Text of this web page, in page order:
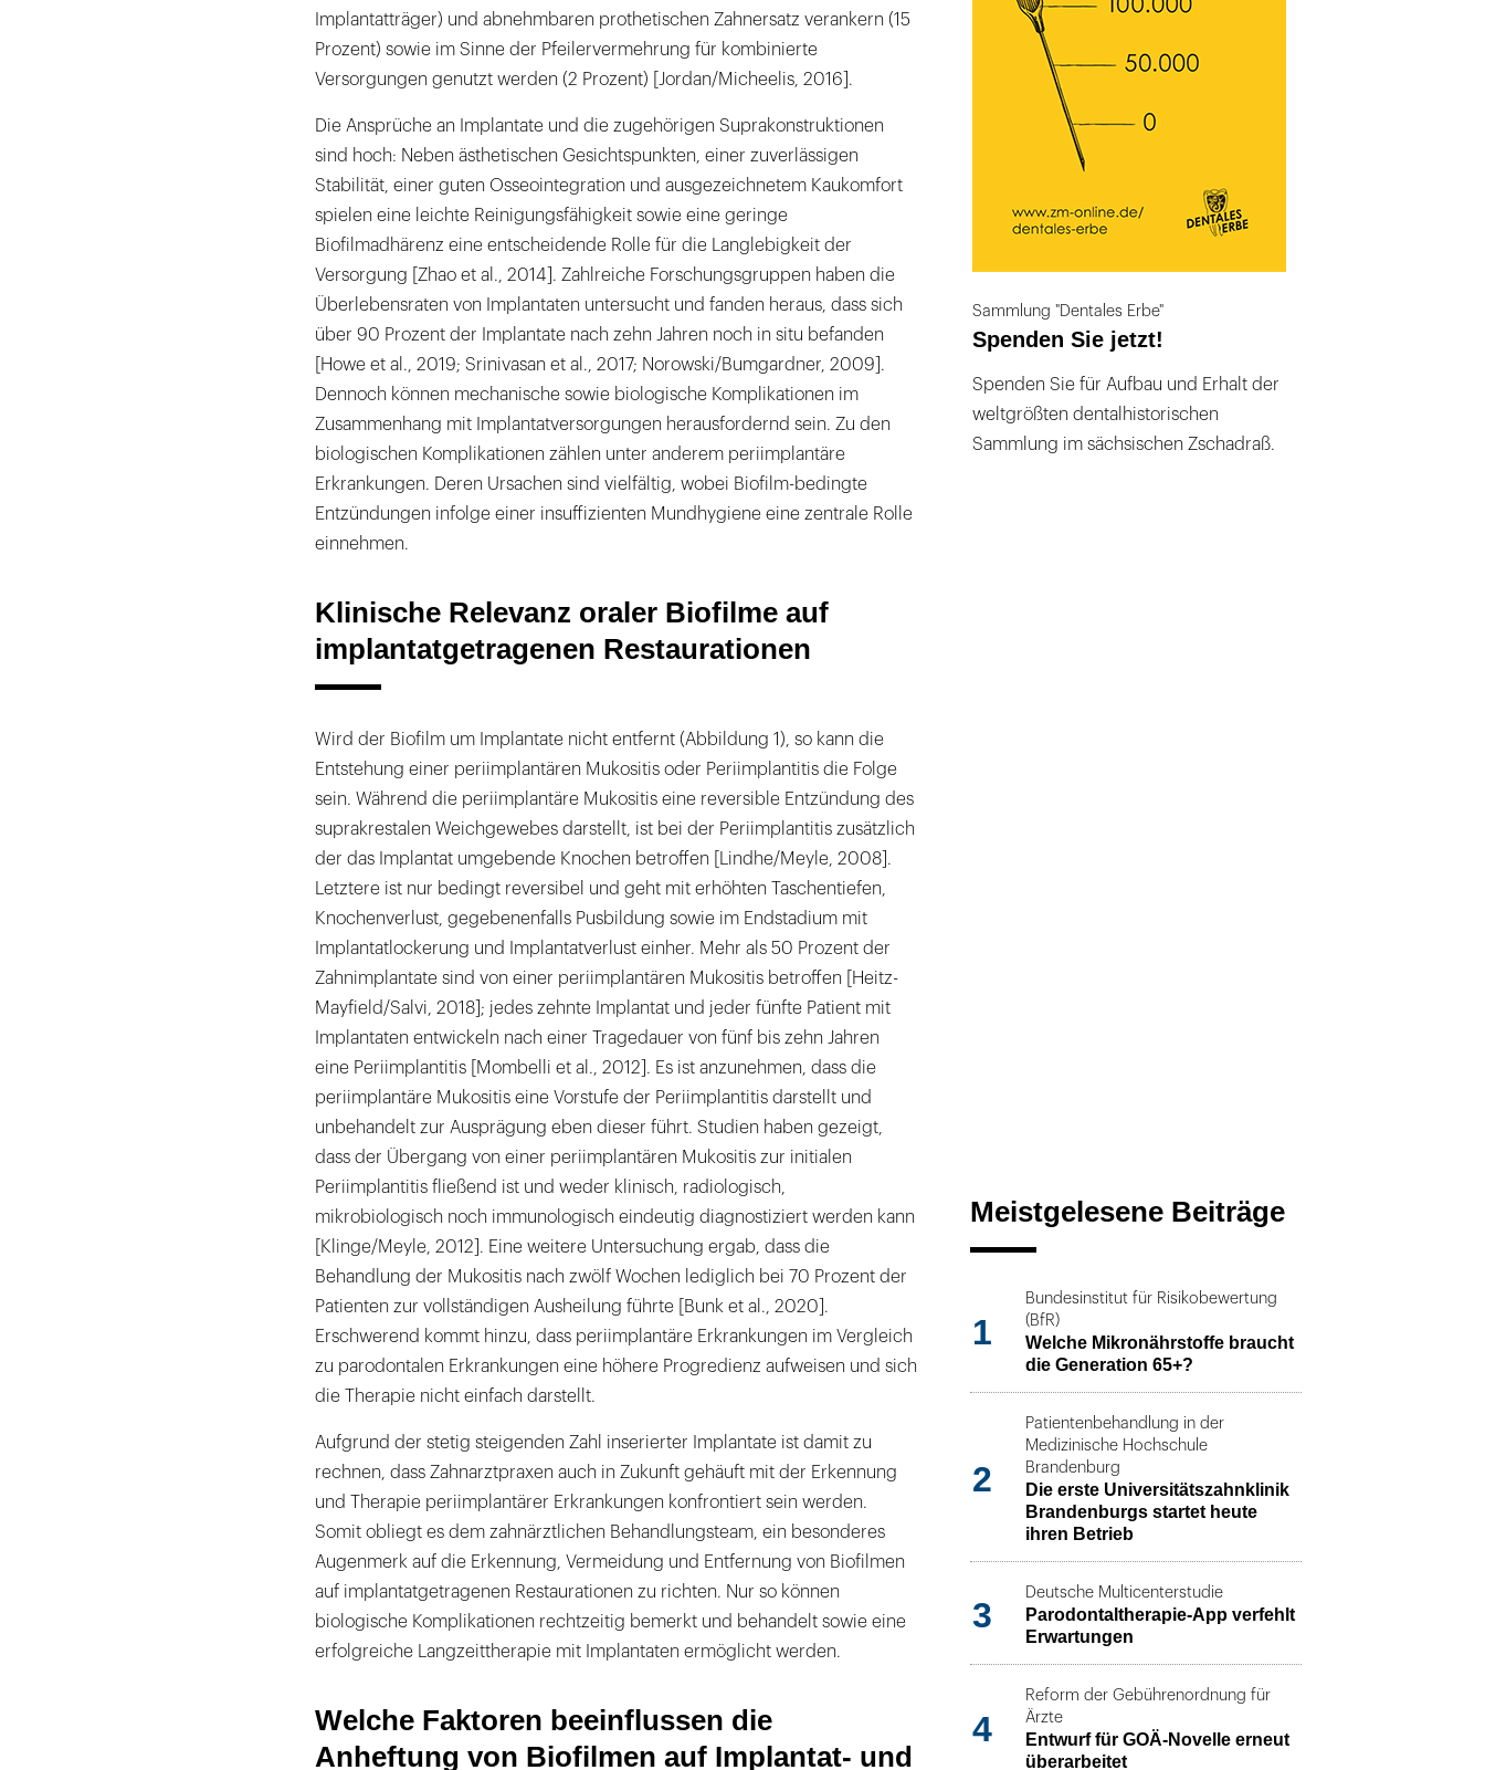
Implantatträger) und abnehmbaren prothetischen Zahnersatz verankern (15
Prozent) sowie im Sinne der Pfeilervermehrung für kombinierte
Versorgungen genutzt werden (2 Prozent) [Jordan/Micheelis, 2016].
Die Ansprüche an Implantate und die zugehörigen Suprakonstruktionen
sind hoch: Neben ästhetischen Gesichtspunkten, einer zuverlässigen
Stabilität, einer guten Osseointegration und ausgezeichnetem Kaukomfort
spielen eine leichte Reinigungsfähigkeit sowie eine geringe
Biofilmadhärenz eine entscheidende Rolle für die Langlebigkeit der
Versorgung [Zhao et al., 2014]. Zahlreiche Forschungsgruppen haben die
Überlebensraten von Implantaten untersucht und fanden heraus, dass sich
über 90 Prozent der Implantate nach zehn Jahren noch in situ befanden
[Howe et al., 2019; Srinivasan et al., 2017; Norowski/Bumgardner, 2009].
Dennoch können mechanische sowie biologische Komplikationen im
Zusammenhang mit Implantatversorgungen herausfordernd sein. Zu den
biologischen Komplikationen zählen unter anderem periimplantäre
Erkrankungen. Deren Ursachen sind vielfältig, wobei Biofilm-bedingte
Entzündungen infolge einer insuffizienten Mundhygiene eine zentrale Rolle
einnehmen.
Klinische Relevanz oraler Biofilme auf
implantatgetragenen Restaurationen
Wird der Biofilm um Implantate nicht entfernt (Abbildung 1), so kann die
Entstehung einer periimplantären Mukositis oder Periimplantitis die Folge
sein. Während die periimplantäre Mukositis eine reversible Entzündung des
suprakrestalen Weichgewebes darstellt, ist bei der Periimplantitis zusätzlich
der das Implantat umgebende Knochen betroffen [Lindhe/Meyle, 2008].
Letztere ist nur bedingt reversibel und geht mit erhöhten Taschentiefen,
Knochenverlust, gegebenenfalls Pusbildung sowie im Endstadium mit
Implantatlockerung und Implantatverlust einher. Mehr als 50 Prozent der
Zahnimplantate sind von einer periimplantären Mukositis betroffen [Heitz-
Mayfield/Salvi, 2018]; jedes zehnte Implantat und jeder fünfte Patient mit
Implantaten entwickeln nach einer Tragedauer von fünf bis zehn Jahren
eine Periimplantitis [Mombelli et al., 2012]. Es ist anzunehmen, dass die
periimplantäre Mukositis eine Vorstufe der Periimplantitis darstellt und
unbehandelt zur Ausprägung eben dieser führt. Studien haben gezeigt,
dass der Übergang von einer periimplantären Mukositis zur initialen
Periimplantitis fließend ist und weder klinisch, radiologisch,
mikrobiologisch noch immunologisch eindeutig diagnostiziert werden kann
[Klinge/Meyle, 2012]. Eine weitere Untersuchung ergab, dass die
Behandlung der Mukositis nach zwölf Wochen lediglich bei 70 Prozent der
Patienten zur vollständigen Ausheilung führte [Bunk et al., 2020].
Erschwerend kommt hinzu, dass periimplantäre Erkrankungen im Vergleich
zu parodontalen Erkrankungen eine höhere Progredienz aufweisen und sich
die Therapie nicht einfach darstellt.
Aufgrund der stetig steigenden Zahl inserierter Implantate ist damit zu
rechnen, dass Zahnarztpraxen auch in Zukunft gehäuft mit der Erkennung
und Therapie periimplantärer Erkrankungen konfrontiert sein werden.
Somit obliegt es dem zahnärztlichen Behandlungsteam, ein besonderes
Augenmerk auf die Erkennung, Vermeidung und Entfernung von Biofilmen
auf implantatgetragenen Restaurationen zu richten. Nur so können
biologische Komplikationen rechtzeitig bemerkt und behandelt sowie eine
erfolgreiche Langzeittherapie mit Implantaten ermöglicht werden.
Welche Faktoren beeinflussen die
Anheftung von Biofilmen auf Implantat- und
Sammlung "Dentales Erbe"
Spenden Sie jetzt!
Spenden Sie für Aufbau und Erhalt der
weltgrößten dentalhistorischen
Sammlung im sächsischen Zschadraß.
Meistgelesene Beiträge
1
Bundesinstitut für Risikobewertung
(BfR)
Welche Mikronährstoffe braucht
die Generation 65+?
2
Patientenbehandlung in der
Medizinische Hochschule
Brandenburg
Die erste Universitätszahnklinik
Brandenburgs startet heute
ihren Betrieb
3
Deutsche Multicenterstudie
Parodontaltherapie-App verfehlt
Erwartungen
4
Reform der Gebührenordnung für
Ärzte
Entwurf für GOÄ-Novelle erneut
überarbeitet